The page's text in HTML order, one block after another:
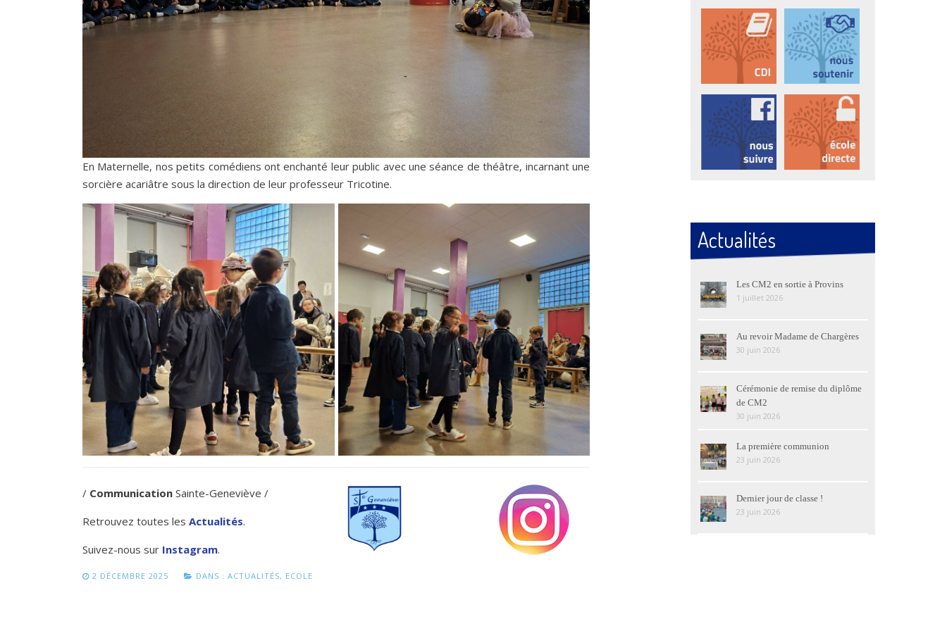
En Maternelle, nos petits comédiens ont enchanté leur public avec une séance de théâtre, incarnant une
sorcière acariâtre sous la direction de leur professeur Tricotine.
/ Communication Sainte-Geneviève /
Retrouvez toutes les Actualités.
Suivez-nous sur Instagram.
2 DÉCEMBRE 2025 DANS : ACTUALITÉS, ECOLE
Actualités
Les CM2 en sortie à Provins
1 juillet 2026
Au revoir Madame de Chargères
30 juin 2026
Cérémonie de remise du diplôme
de CM2
30 juin 2026
La première communion
23 juin 2026
Dernier jour de classe !
23 juin 2026